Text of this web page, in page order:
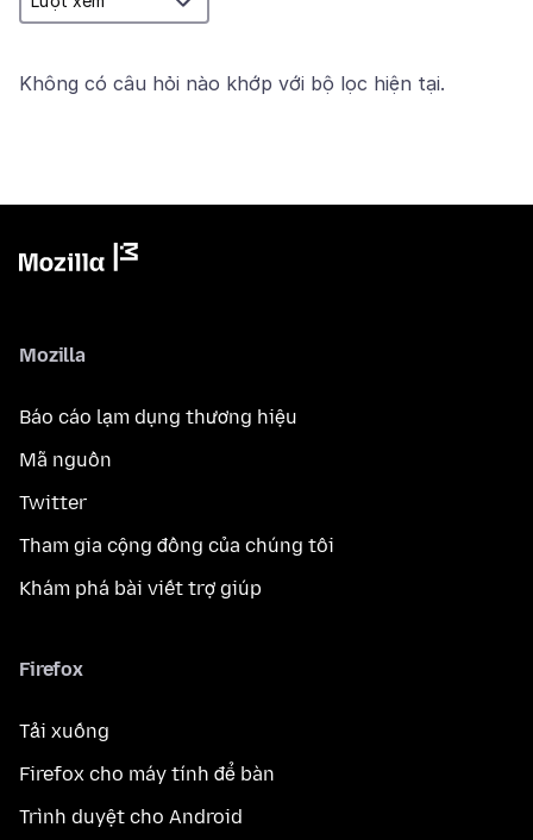
Không có câu hỏi nào khớp với bộ lọc hiện tại.
Mozilla
Báo cáo lạm dụng thương hiệu
Mã nguồn
Twitter
Tham gia cộng đồng của chúng tôi
Khám phá bài viết trợ giúp
Firefox
Tải xuống
Firefox cho máy tính để bàn
Trình duyệt cho Android